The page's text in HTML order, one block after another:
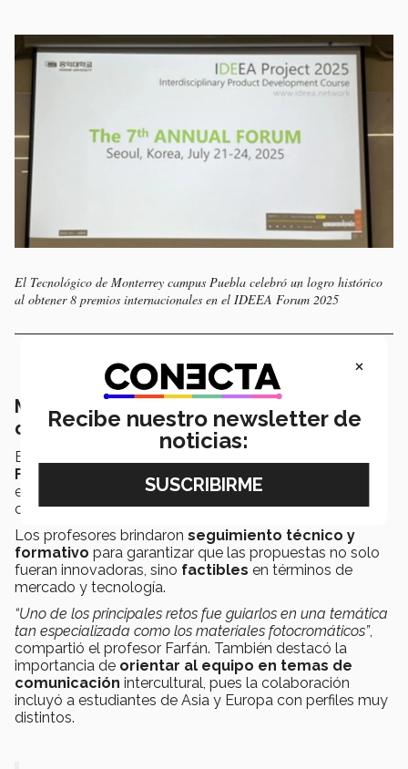
El Tecnológico de Monterrey campus Puebla celebró un logro histórico
al obtener 8 premios internacionales en el IDEEA Forum 2025
Mentoría estratégica: clave para un
desempeño de clase mundial
El acompañamiento de los profesores
Farfán
Roberto Mora , fue esencial para guiar a los
estudiantes en el cumplimiento de los estándares del
certamen.
Los profesores brindaron seguimiento técnico y
formativo para garantizar que las propuestas no solo
fueran innovadoras, sino factibles en términos de
mercado y tecnología.
“Uno de los principales retos fue guiarlos en una temática
tan especializada como los materiales fotocromáticos”,
compartió el profesor Farfán. También destacó la
importancia de orientar al equipo en temas de
comunicación intercultural, pues la colaboración
incluyó a estudiantes de Asia y Europa con perfiles muy
distintos.
×
Recibe nuestro newsletter de
noticias: